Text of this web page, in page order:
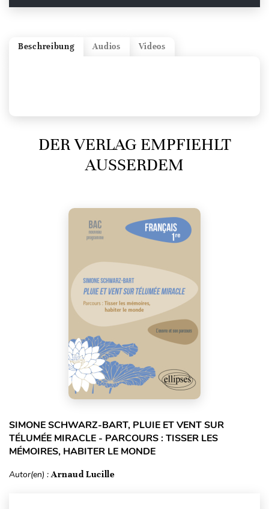
Videos
Audios
Beschreibung
DER VERLAG EMPFIEHLT
AUSSERDEM
SIMONE SCHWARZ-BART, PLUIE ET VENT SUR
TÉLUMÉE MIRACLE - PARCOURS : TISSER LES
MÉMOIRES, HABITER LE MONDE
Autor(en) :Arnaud Lucille